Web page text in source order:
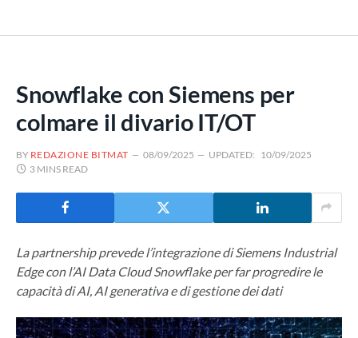
Snowflake con Siemens per
colmare il divario IT/OT
BY REDAZIONE BITMAT 08/09/2025 UPDATED: 10/09/2025
3 MINS READ
La partnership prevede l’integrazione di Siemens Industrial
Edge con l’AI Data Cloud Snowflake per far progredire le
capacità di AI, AI generativa e di gestione dei dati